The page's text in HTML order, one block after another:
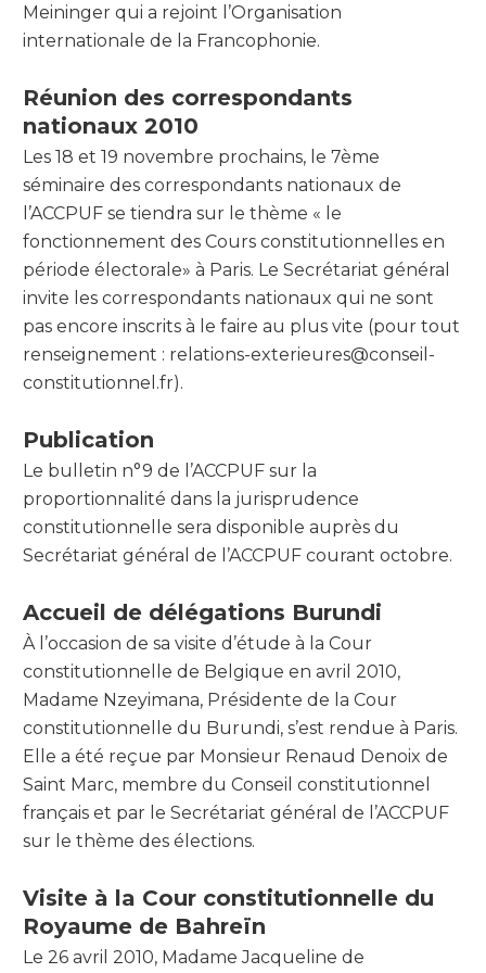
Meininger qui a rejoint l’Organisation
internationale de la Francophonie.
Réunion des correspondants
nationaux 2010
Les 18 et 19 novembre prochains, le 7ème
séminaire des correspondants nationaux de
l’ACCPUF se tiendra sur le thème « le
fonctionnement des Cours constitutionnelles en
période électorale» à Paris. Le Secrétariat général
invite les correspondants nationaux qui ne sont
pas encore inscrits à le faire au plus vite (pour tout
renseignement : relations-exterieures@conseil-
constitutionnel.fr).
Publication
Le bulletin n°9 de l’ACCPUF sur la
proportionnalité dans la jurisprudence
constitutionnelle sera disponible auprès du
Secrétariat général de l’ACCPUF courant octobre.
Accueil de délégations Burundi
À l’occasion de sa visite d’étude à la Cour
constitutionnelle de Belgique en avril 2010,
Madame Nzeyimana, Présidente de la Cour
constitutionnelle du Burundi, s’est rendue à Paris.
Elle a été reçue par Monsieur Renaud Denoix de
Saint Marc, membre du Conseil constitutionnel
français et par le Secrétariat général de l’ACCPUF
sur le thème des élections.
Visite à la Cour constitutionnelle du
Royaume de Bahreïn
Le 26 avril 2010, Madame Jacqueline de